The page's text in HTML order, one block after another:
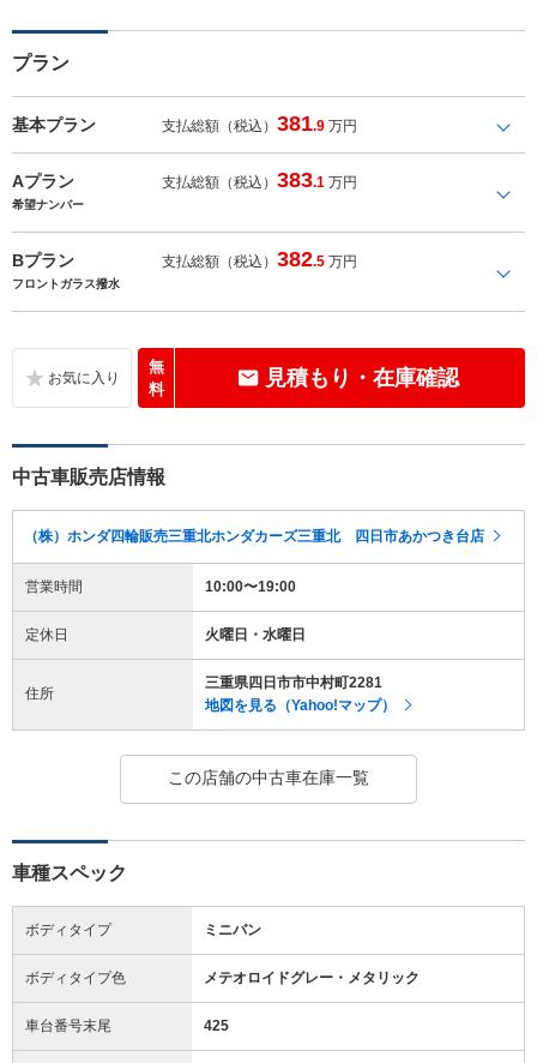
プラン
基本プラン 支払総額（税込）381.9 万円
Aプラン 支払総額（税込）383.1 万円
希望ナンバー
Bプラン 支払総額（税込）382.5 万円
フロントガラス撥水
無
料
見積もり・在庫確認
中古車販売店情報
（株）ホンダ四輪販売三重北ホンダカーズ三重北 四日市あかつき台店
営業時間 10:00〜19:00
定休日 火曜日・水曜日
住所
三重県四日市市中村町2281
地図を見る（Yahoo!マップ）
この店舗の中古車在庫一覧
車種スペック
ボディタイプ ミニバン
ボディタイプ色 メテオロイドグレー・メタリック
車台番号末尾 425